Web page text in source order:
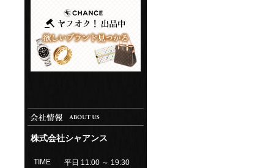
株式会社シャアンス
TIME
平日 11:00 ～ 19:30